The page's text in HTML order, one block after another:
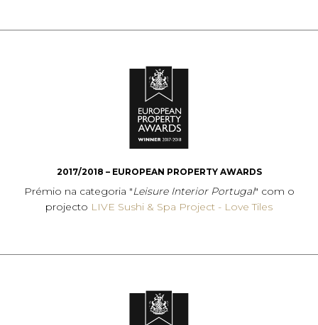
2017/2018 – EUROPEAN PROPERTY AWARDS
Prémio na categoria "Leisure Interior Portugal" com o
projecto LIVE Sushi & Spa Project - Love Tiles